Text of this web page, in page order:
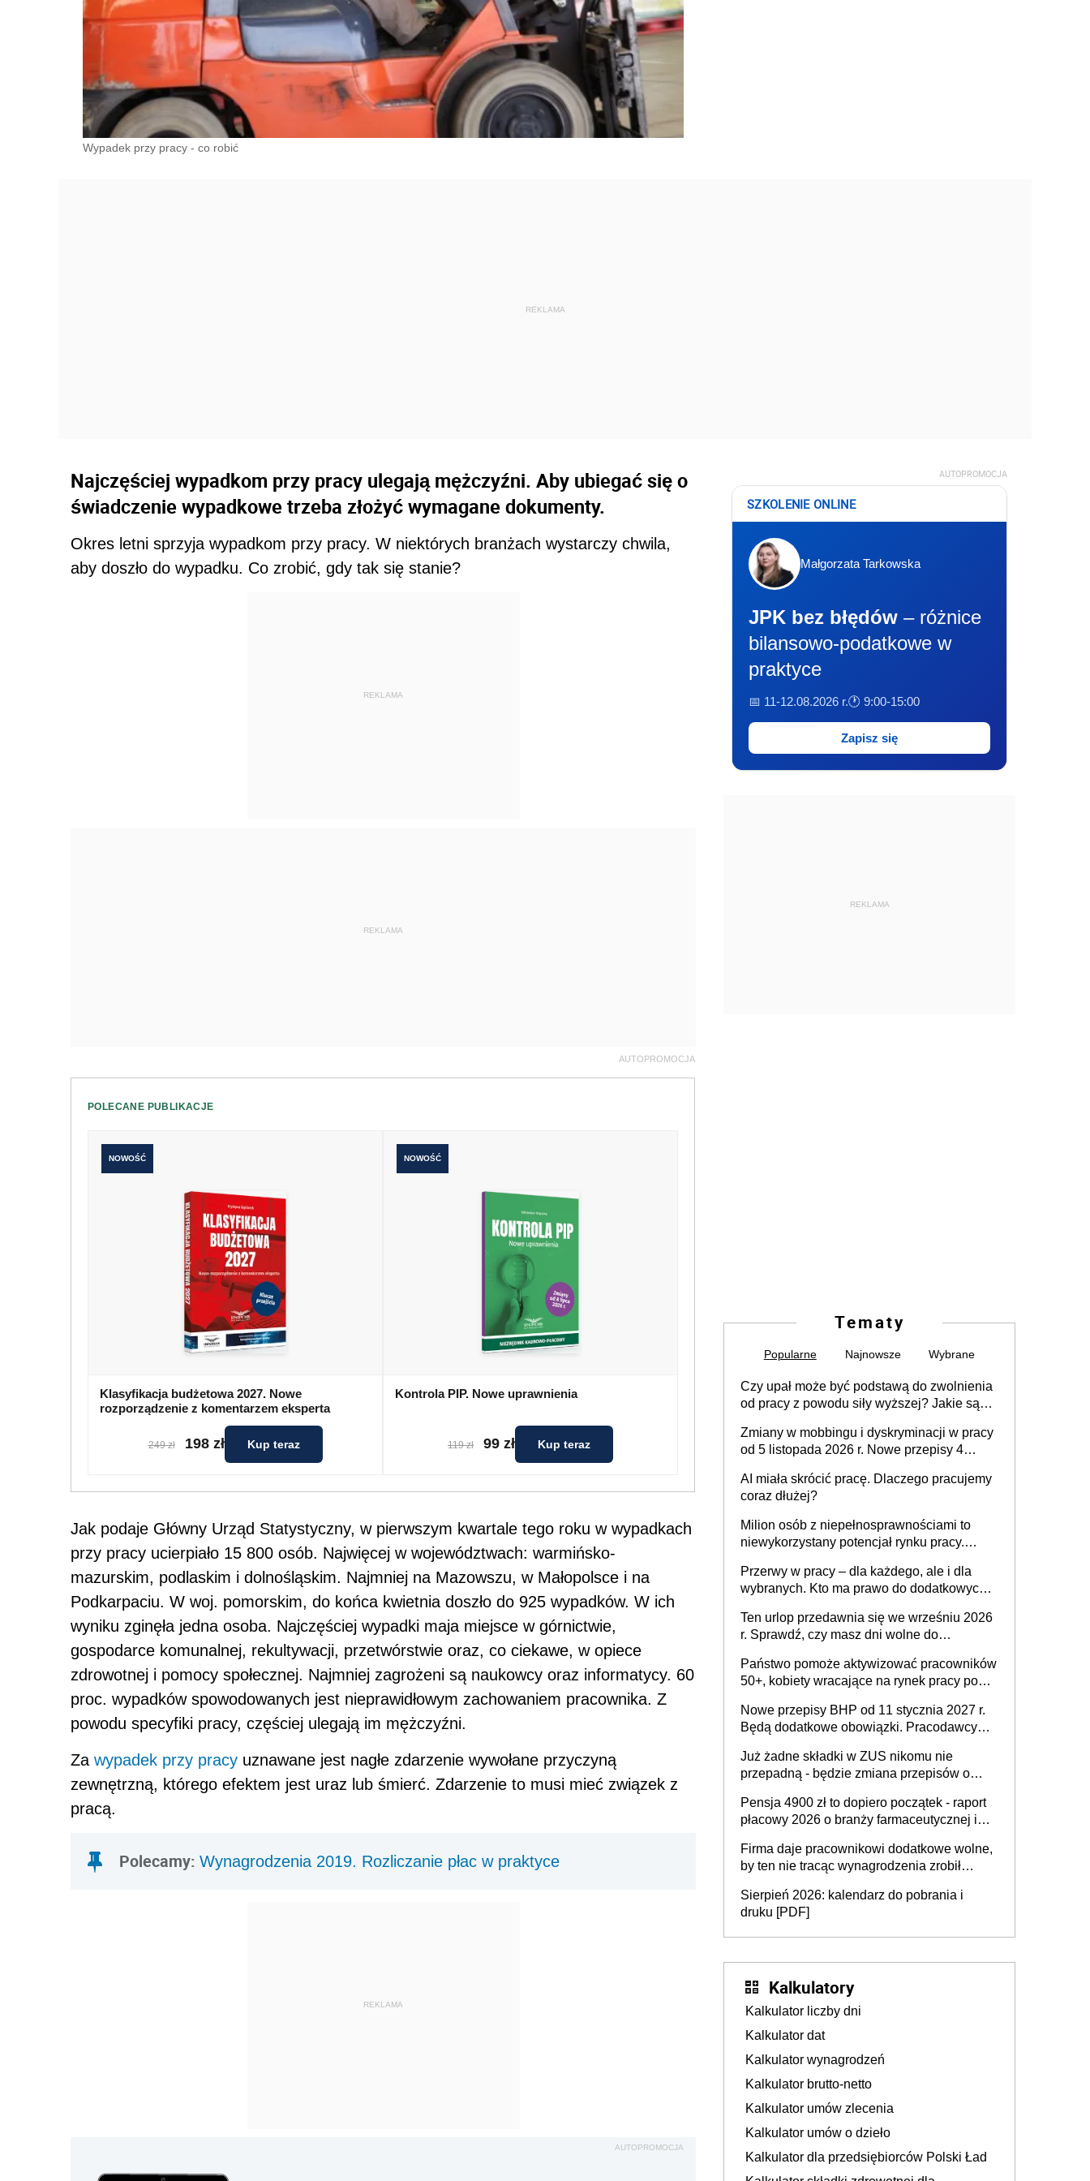
Wypadek przy pracy - co robić
Najczęściej wypadkom przy pracy ulegają mężczyźni. Aby ubiegać się o
świadczenie wypadkowe trzeba złożyć wymagane dokumenty.
Okres letni sprzyja wypadkom przy pracy. W niektórych branżach wystarczy chwila,
aby doszło do wypadku. Co zrobić, gdy tak się stanie?
REKLAMA
REKLAMA
AUTOPROMOCJA
POLECANE PUBLIKACJE
NOWOŚĆ
Klasyfikacja budżetowa 2027. Nowe
rozporządzenie z komentarzem eksperta
249 zł 198 zł Kup teraz
NOWOŚĆ
Kontrola PIP. Nowe uprawnienia
119 zł 99 zł Kup teraz
Jak podaje Główny Urząd Statystyczny, w pierwszym kwartale tego roku w wypadkach
przy pracy ucierpiało 15 800 osób. Najwięcej w województwach: warmińsko-
mazurskim, podlaskim i dolnośląskim. Najmniej na Mazowszu, w Małopolsce i na
Podkarpaciu. W woj. pomorskim, do końca kwietnia doszło do 925 wypadków. W ich
wyniku zginęła jedna osoba. Najczęściej wypadki maja miejsce w górnictwie,
gospodarce komunalnej, rekultywacji, przetwórstwie oraz, co ciekawe, w opiece
zdrowotnej i pomocy społecznej. Najmniej zagrożeni są naukowcy oraz informatycy. 60
proc. wypadków spowodowanych jest nieprawidłowym zachowaniem pracownika. Z
powodu specyfiki pracy, częściej ulegają im mężczyźni.
Za wypadek przy pracy uznawane jest nagłe zdarzenie wywołane przyczyną
zewnętrzną, którego efektem jest uraz lub śmierć. Zdarzenie to musi mieć związek z
pracą.
Polecamy: Wynagrodzenia 2019. Rozliczanie płac w praktyce
REKLAMA
AUTOPROMOCJA
AUTOPROMOCJA
SZKOLENIE ONLINE
Małgorzata Tarkowska
JPK bez błędów – różnice
bilansowo-podatkowe w
praktyce
📅 11-12.08.2026 r.🕐 9:00-15:00
Zapisz się
REKLAMA
Tematy
Popularne Najnowsze Wybrane
Czy upał może być podstawą do zwolnienia
od pracy z powodu siły wyższej? Jakie są
Zmiany w mobbingu i dyskryminacji w pracy
od 5 listopada 2026 r. Nowe przepisy 4
Ustaw
AI miała skrócić pracę. Dlaczego pracujemy
coraz dłużej?
Milion osób z niepełnosprawnościami to
niewykorzystany potencjał rynku pracy.
dofinansowań czy refundacji, ale bariery po
stronie systemu i świadomości
pracodawców [WYWIAD]
Przerwy w pracy – dla każdego, ale i dla
wybranych. Kto ma prawo do dodatkowych
Ten urlop przedawnia się we wrześniu 2026
r. Sprawdź, czy masz dni wolne do
Państwo pomoże aktywizować pracowników
50+, kobiety wracające na rynek pracy po
osoby neuroatypowe. Powstanie Fundusz
na rzecz Inkluzywności w Zatrudnianiu?
Nowe przepisy BHP od 11 stycznia 2027 r.
Będą dodatkowe obowiązki. Pracodawcy
Już żadne składki w ZUS nikomu nie
przepadną - będzie zmiana przepisów o
ubezpieczeniom społecznym
Pensja 4900 zł to dopiero początek - raport
płacowy 2026 o branży farmaceutycznej i
Firma daje pracownikowi dodatkowe wolne,
by ten nie tracąc wynagrodzenia zrobił
sprawdza
Sierpień 2026: kalendarz do pobrania i
druku [PDF]
Kalkulatory
Kalkulator liczby dni
Kalkulator dat
Kalkulator wynagrodzeń
Kalkulator brutto-netto
Kalkulator umów zlecenia
Kalkulator umów o dzieło
Kalkulator dla przedsiębiorców Polski Ład